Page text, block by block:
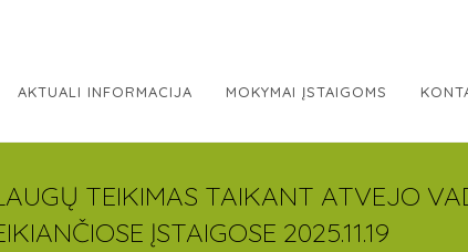
AKTUALI INFORMACIJA MOKYMAI ĮSTAIGOMS
TEIKIMAS TAIKANT ATVEJO
ĮSTAIGOSE 2025.11.19